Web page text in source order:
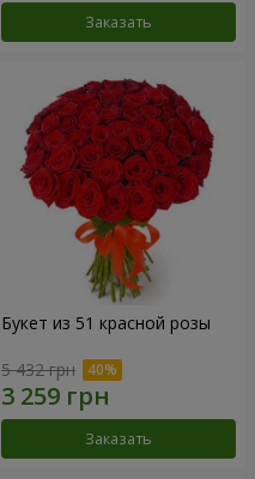
Заказать
Букет из 51 красной розы
5 432 грн
Заказать